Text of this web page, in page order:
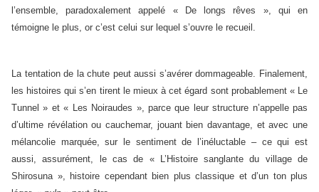
l’ensemble, paradoxalement appelé « De longs rêves », qui en
témoigne le plus, or c’est celui sur lequel s’ouvre le recueil.
La tentation de la chute peut aussi s’avérer dommageable. Finalement,
les histoires qui s’en tirent le mieux à cet égard sont probablement « Le
Tunnel » et « Les Noiraudes », parce que leur structure n’appelle pas
d’ultime révélation ou cauchemar, jouant bien davantage, et avec une
mélancolie marquée, sur le sentiment de l’inéluctable – ce qui est
aussi, assurément, le cas de « L’Histoire sanglante du village de
Shirosuna », histoire cependant bien plus classique et d’un ton plus